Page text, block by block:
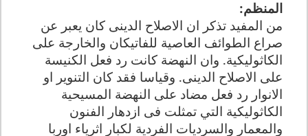
المنظم:
من المفيد تذكر ان الاصلاح الدينى كان يعبر عن
صراع الطوائف العاصية للفاتيكان والخارجة على
الكاثوليكية. وان النهضة كانت رد فعل الكنيسة
على الاصلاح الدينى. وقياسا فقد كان التنوير او
الانوار رد فعل مضاد على النهضة المسيحية
الكاثوليكية التي تمثلت فى ازدهار الفنون
والمعمار والسرديات الفردية لكبار اثرياء اوربا